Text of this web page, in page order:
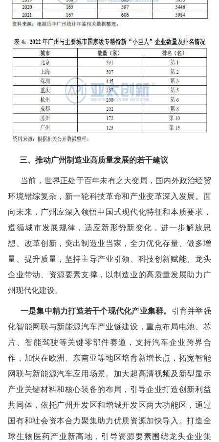
三、推动广州制造业高质量发展的若干建议
当前，世界正处于百年未有之大变局，国内外政治经贸
环境错综复杂，新一轮科技革命和产业变革深入发展。面
向未来，广州应深入领悟中国式现代化特征和本质要求，
遵循城市发展规律，适应新形势新变化，进一步解放思
想、改革创新，突出制造业当家，全力优化存量、做多增
量、提升质量，坚持主导产业引领、科技创新赋能、龙头
企业带动、资源要素支撑，以制造业的高质量发展助力广
州现代化建设。
一是集中精力打造若干个现代化产业集群。 引育并举强
化智能网联与新能源汽车产业链建设，重点布局电池、芯
片、智能驾驶等关键零部件赛道，支持汽车企业跨界合
作，加快在欧洲、东南亚等地区培育新增长点，拓宽智能
网联与新能源汽车应用场景。加大超高清视频及新型显示
产业关键材料和核心装备的布局，引导企业打造创新利益
共同体，依托广州开发区和增城开发区两大功能区，通过
国有和社会资本合力聚集助力优质资源加快导入。打造全
球生物医药产业新高地，引导资源要素围绕龙头企业集